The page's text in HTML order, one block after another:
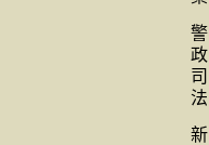
警
政
司
法
新